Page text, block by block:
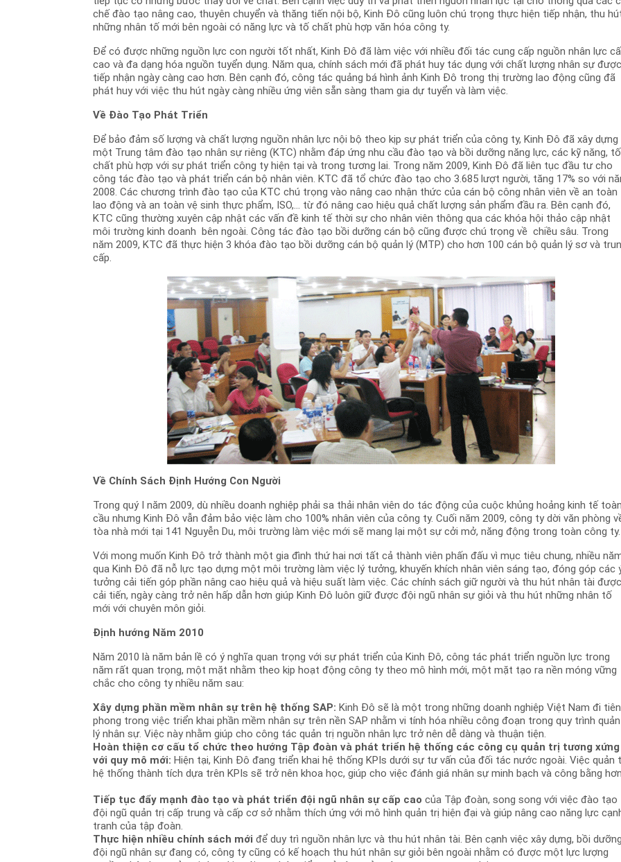
chế đào tạo nâng cao, thuyên chuyển và thăng tiến nội bộ, Kinh Đô cũng luôn chú trọng thực hiện tiếp nhận, thu
những nhân tố mới bên ngoài có năng lực và tố chất phù hợp văn hóa công ty.
Để có được những nguồn lực con người tốt nhất, Kinh Đô đã làm việc với nhiều đối tác cung cấp nguồn nhân lực
cao và đa dạng hóa nguồn tuyển dụng. Năm qua, chính sách mới đã phát huy tác dụng với chất lượng nhân sự được
tiếp nhận ngày càng cao hơn. Bên cạnh đó, công tác quảng bá hình ảnh Kinh Đô trong thị trường lao động cũng đã
phát huy với việc thu hút ngày càng nhiều ứng viên sẵn sàng tham gia dự tuyển và làm việc.
Về Đào Tạo Phát Triển
Để bảo đảm số lượng và chất lượng nguồn nhân lực nội bộ theo kịp sự phát triển của công ty, Kinh Đô đã xây dựng
một Trung tâm đào tạo nhân sự riêng (KTC) nhằm đáp ứng nhu cầu đào tạo và bồi dưỡng năng lực, các kỹ năng, tố
chất phù hợp với sự phát triển công ty hiện tại và trong tương lai. Trong năm 2009, Kinh Đô đã liên tục đầu tư cho
công tác đào tạo và phát triển cán bộ nhân viên. KTC đã tổ chức đào tạo cho 3.685 lượt người, tăng 17% so với
2008. Các chương trình đào tạo của KTC chú trọng vào nâng cao nhận thức của cán bộ công nhân viên về an toàn
lao động và an toàn vệ sinh thực phẩm, ISO,... từ đó nâng cao hiệu quả chất lượng sản phẩm đầu ra. Bên cạnh đó,
KTC cũng thường xuyên cập nhật các vấn đề kinh tế thời sự cho nhân viên thông qua các khóa hội thảo cập nhật
môi trường kinh doanh bên ngoài. Công tác đào tạo bồi dưỡng cán bộ cũng được chú trọng về chiều sâu. Trong
năm 2009, KTC đã thực hiện 3 khóa đào tạo bồi dưỡng cán bộ quản lý (MTP) cho hơn 100 cán bộ quản lý sơ và
cấp.
Về Chính Sách Định Hướng Con Người
Trong quý I năm 2009, dù nhiều doanh nghiệp phải sa thải nhân viên do tác động của cuộc khủng hoảng kinh tế toàn
cầu nhưng Kinh Đô vẫn đảm bảo việc làm cho 100% nhân viên của công ty. Cuối năm 2009, công ty dời văn phòng
tòa nhà mới tại 141 Nguyễn Du, môi trường làm việc mới sẽ mang lại một sự cởi mở, năng động trong toàn công ty.
Với mong muốn Kinh Đô trở thành một gia đình thứ hai nơi tất cả thành viên phấn đấu vì mục tiêu chung, nhiều
qua Kinh Đô đã nỗ lực tạo dựng một môi trường làm việc lý tưởng, khuyến khích nhân viên sáng tạo, đóng góp các
tưởng cải tiến góp phần nâng cao hiệu quả và hiệu suất làm việc. Các chính sách giữ người và thu hút nhân tài được
cải tiến, ngày càng trở nên hấp dẫn hơn giúp Kinh Đô luôn giữ được đội ngũ nhân sự giỏi và thu hút những nhân tố
mới với chuyên môn giỏi.
Định hướng Năm 2010
Năm 2010 là năm bản lề có ý nghĩa quan trọng với sự phát triển của Kinh Đô, công tác phát triển nguồn lực trong
năm rất quan trọng, một mặt nhằm theo kịp hoạt động công ty theo mô hình mới, một mặt tạo ra nền móng vững
chắc cho công ty nhiều năm sau:
Xây dựng phần mềm nhân sự trên hệ thống SAP:Kinh Đô sẽ là một trong những doanh nghiệp Việt Nam đi tiên
phong trong việc triển khai phần mềm nhân sự trên nền SAP nhằm vi tính hóa nhiều công đoạn trong quy trình quản
lý nhân sự. Việc này nhằm giúp cho công tác quản trị nguồn nhân lực trở nên dễ dàng và thuận tiện.
Hoàn thiện cơ cấu tổ chức theo hướng Tập đoàn và phát triển hệ thống các công cụ quản trị tương xứng
với quy mô mới:Hiện tại, Kinh Đô đang triển khai hệ thống KPIs dưới sự tư vấn của đối tác nước ngoài. Việc quản
hệ thống thành tích dựa trên KPIs sẽ trở nên khoa học, giúp cho việc đánh giá nhân sự minh bạch và công bằng
Tiếp tục đẩy mạnh đào tạo và phát triển đội ngũ nhân sự cấp caocủa Tập đoàn, song song với việc đào tạo
đội ngũ quản trị cấp trung và cấp cơ sở nhằm thích ứng với mô hình quản trị hiện đại và giúp nâng cao năng lực
tranh của tập đoàn.
Thực hiện nhiều chính sách mớiđể duy trì nguồn nhân lực và thu hút nhân tài. Bên cạnh việc xây dựng, bồi dưỡng
đội ngũ nhân sự đang có, công ty cũng có kế hoạch thu hút nhân sự giỏi bên ngoài nhằm có được một lực lượng